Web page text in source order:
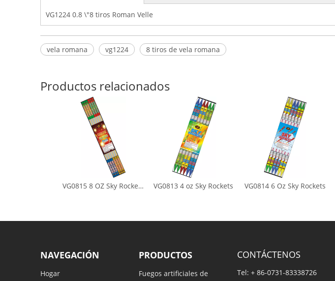
VG1224 0.8 \"8 tiros Roman Velle
vela romana vg1224 8 tiros de vela romana
Productos relacionados
VG0815 8 OZ Sky Rockets VG0813 4 oz Sky Rockets VG0814 6 Oz Sky Rockets
NAVEGACIÓN
Hogar
PRODUCTOS
Fuegos artificiales de
CONTÁCTENOS
Tel: + 86-0731-83338726